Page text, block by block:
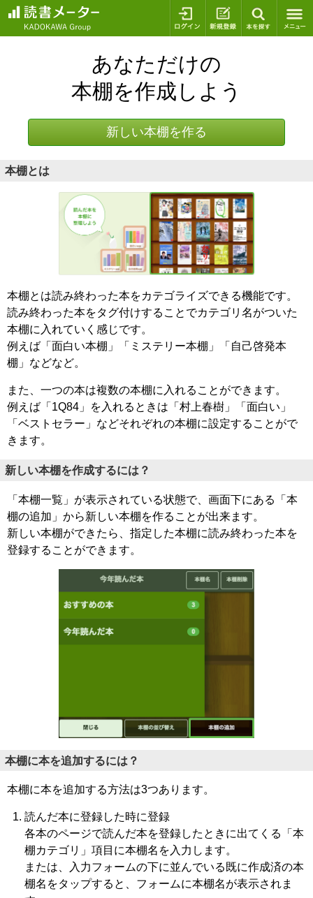
ログイン 新規登録
あなただけの
本棚を作成しよう
新しい本棚を作る
本棚とは
本棚とは読み終わった本をカテゴライズできる機能です。
読み終わった本をタグ付けすることでカテゴリ名がついた
本棚に入れていく感じです。
例えば「面白い本棚」「ミステリー本棚」「自己啓発本
棚」などなど。
また、一つの本は複数の本棚に入れることができます。
例えば「1Q84」を入れるときは「村上春樹」「面白い」
「ベストセラー」などそれぞれの本棚に設定することがで
きます。
新しい本棚を作成するには？
「本棚一覧」が表示されている状態で、画面下にある「本
棚の追加」から新しい本棚を作ることが出来ます。
新しい本棚ができたら、指定した本棚に読み終わった本を
登録することができます。
本棚に本を追加するには？
本棚に本を追加する方法は3つあります。
読んだ本に登録した時に登録
各本のページで読んだ本を登録したときに出てくる「本
棚カテゴリ」項目に本棚名を入力します。
または、入力フォームの下に並んでいる既に作成済の本
棚名をタップすると、フォームに本棚名が表示されま